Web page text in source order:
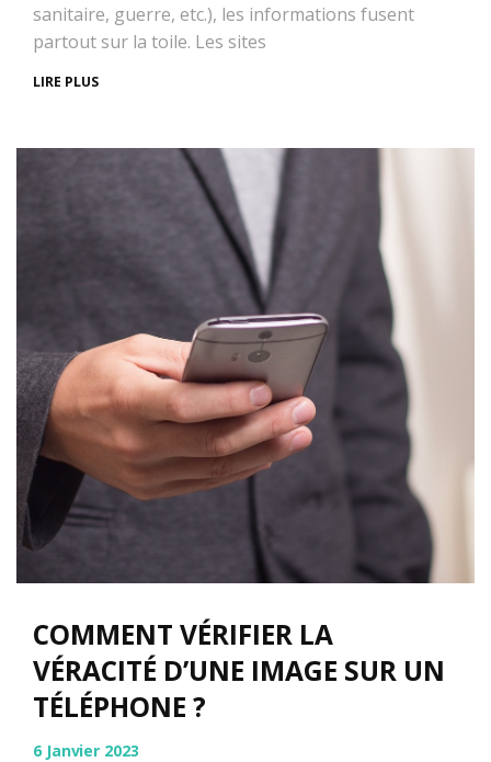
sanitaire, guerre, etc.), les informations fusent
partout sur la toile. Les sites
LIRE PLUS
COMMENT VÉRIFIER LA
VÉRACITÉ D’UNE IMAGE SUR UN
TÉLÉPHONE ?
6 Janvier 2023